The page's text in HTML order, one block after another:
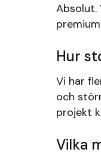
Absolut.
Hur
Vi har
och
projekt
Vilka